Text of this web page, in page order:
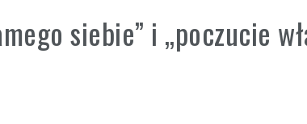
siebie” i „poczucie